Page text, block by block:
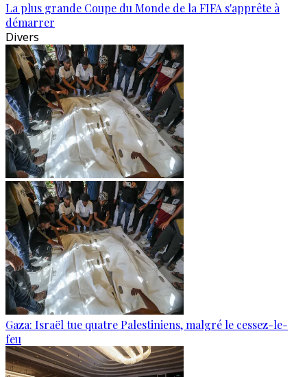
La plus grande Coupe du Monde de la FIFA s'apprête à
démarrer
Divers
Gaza: Israël tue quatre Palestiniens, malgré le cessez-le-
feu